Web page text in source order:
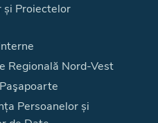
Proiectelor
Regională Nord-Vest
Persoanelor și